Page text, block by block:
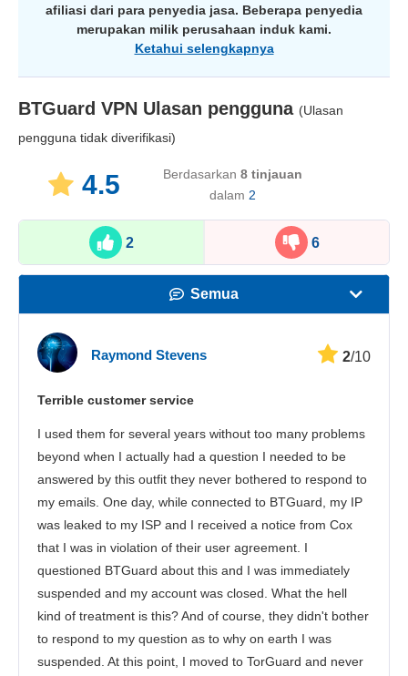
afiliasi dari para penyedia jasa. Beberapa penyedia
merupakan milik perusahaan induk kami.
Ketahui selengkapnya
BTGuard VPN Ulasan pengguna (Ulasan
pengguna tidak diverifikasi)
4.5 Berdasarkan 8 tinjauan
dalam 2
2 6
Semua
Layanan pelanggan
Raymond Stevens 2/10
Terrible customer service
I used them for several years without too many problems
beyond when I actually had a question I needed to be
answered by this outfit they never bothered to respond to
my emails. One day, while connected to BTGuard, my IP
was leaked to my ISP and I received a notice from Cox
that I was in violation of their user agreement. I
questioned BTGuard about this and I was immediately
suspended and my account was closed. What the hell
kind of treatment is this? And of course, they didn't bother
to respond to my question as to why on earth I was
suspended. At this point, I moved to TorGuard and never